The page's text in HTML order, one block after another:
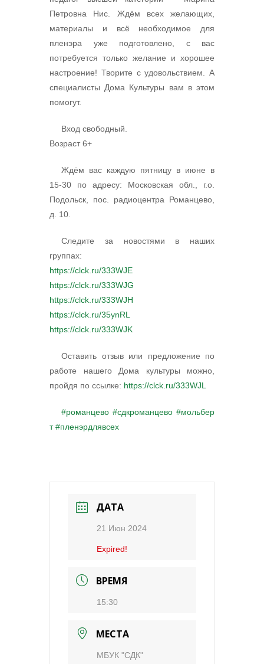
Петровна Нис. Ждём всех желающих,
материалы и всё необходимое для
пленэра уже подготовлено, с вас
потребуется только желание и хорошее
настроение! Творите с удовольствием. А
специалисты Дома Культуры вам в этом
помогут.
Вход свободный.
Возраст 6+
Ждём вас каждую пятницу в июне в
15-30 по адресу: Московская обл., г.о.
Подольск, пос. радиоцентра Романцево,
д. 10.
Следите за новостями в наших
группах:
https://clck.ru/333WJE
https://clck.ru/333WJG
https://clck.ru/333WJH
https://clck.ru/35ynRL
https://clck.ru/333WJK
Оставить отзыв или предложение по
работе нашего Дома культуры можно,
пройдя по ссылке: https://clck.ru/333WJL
#романцево #сдкроманцево #мольбер
т #пленэрдлявсех
ДАТА
21 Июн 2024
Expired!
ВРЕМЯ
15:30
МЕСТА
МБУК "СДК"